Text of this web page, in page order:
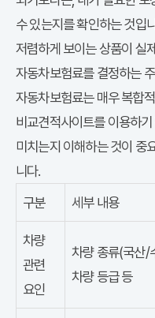
수 있는지를 확인하는 것입
저렴하게 보이는 상품이 실
자동차보험료를 결정하는
자동차보험료는 매우 복합
비교견적사이트를 이용하
미치는지 이해하는 것이 중
니다.
구분
세부 내용
차량
관련
요인
차량 종류(국산/
차량 등급 등